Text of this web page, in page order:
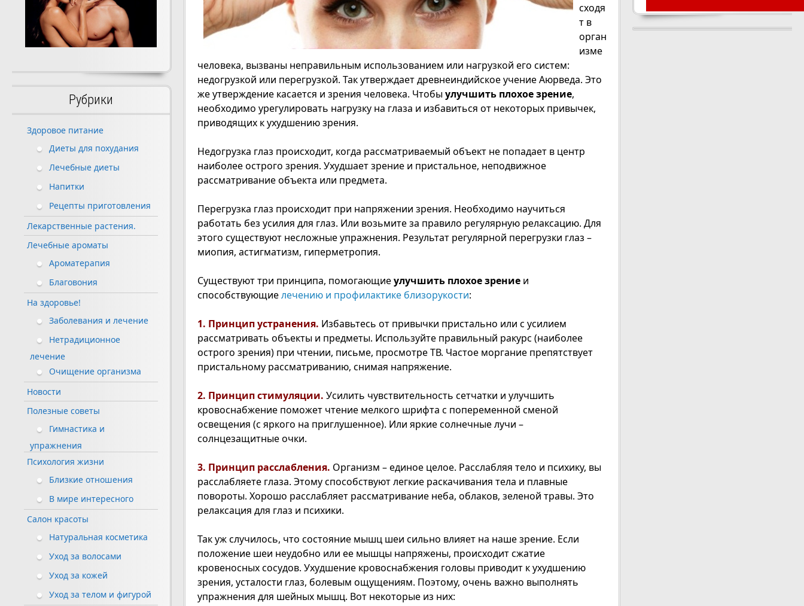
сходя
т в
орган
изме
человека, вызваны неправильным использованием или нагрузкой его систем:
недогрузкой или перегрузкой. Так утверждает древнеиндийское учение Аюрведа. Это
же утверждение касается и зрения человека. Чтобыулучшить плохое зрение,
необходимо урегулировать нагрузку на глаза и избавиться от некоторых привычек,
приводящих к ухудшению зрения.
Недогрузка глаз происходит, когда рассматриваемый объект не попадает в центр
наиболее острого зрения. Ухудшает зрение и пристальное, неподвижное
рассматривание объекта или предмета.
Перегрузка глаз происходит при напряжении зрения. Необходимо научиться
работать без усилия для глаз. Или возьмите за правило регулярную релаксацию. Для
этого существуют несложные упражнения. Результат регулярной перегрузки глаз –
миопия, астигматизм, гиперметропия.
Существуют три принципа, помогающиеулучшить плохое зрениеи
способствующиелечению и профилактике близорукости:
1. Принцип устранения. Избавьтесь от привычки пристально или с усилием
рассматривать объекты и предметы. Используйте правильный ракурс (наиболее
острого зрения) при чтении, письме, просмотре ТВ. Частое моргание препятствует
пристальному рассматриванию, снимая напряжение.
2. Принцип стимуляции. Усилить чувствительность сетчатки и улучшить
кровоснабжение поможет чтение мелкого шрифта с попеременной сменой
освещения (с яркого на приглушенное). Или яркие солнечные лучи –
солнцезащитные очки.
3. Принцип расслабления. Организм – единое целое. Расслабляя тело и психику, вы
расслабляете глаза. Этому способствуют легкие раскачивания тела и плавные
повороты. Хорошо расслабляет рассматривание неба, облаков, зеленой травы. Это
релаксация для глаз и психики.
Так уж случилось, что состояние мышц шеи сильно влияет на наше зрение. Если
положение шеи неудобно или ее мышцы напряжены, происходит сжатие
кровеносных сосудов. Ухудшение кровоснабжения головы приводит к ухудшению
зрения, усталости глаз, болевым ощущениям. Поэтому, очень важно выполнять
упражнения для шейных мышц. Вот некоторые из них:
Рубрики
Здоровое питание
Диеты для похудания
Лечебные диеты
Напитки
Рецепты приготовления
Лекарственные растения.
Лечебные ароматы
Ароматерапия
Благовония
На здоровье!
Заболевания и лечение
Нетрадиционное
лечение
Очищение организма
Новости
Полезные советы
Гимнастика и
упражнения
Психология жизни
Близкие отношения
В мире интересного
Салон красоты
Натуральная косметика
Уход за волосами
Уход за кожей
Уход за телом и фигурой